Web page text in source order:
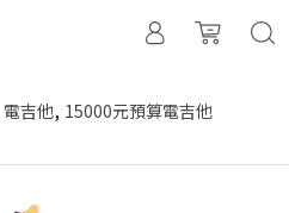
電吉他, 15000元預算電吉他